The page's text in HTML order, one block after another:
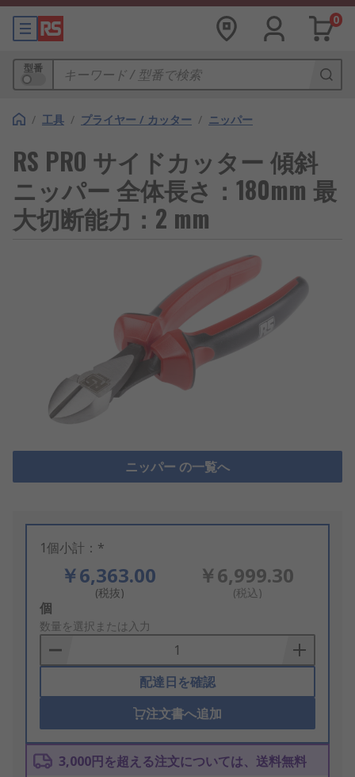
0
型番
/ 工具 / プライヤー / カッター / ニッパー
RS PRO サイドカッター 傾斜
ニッパー 全体長さ：180mm 最
大切断能力：2 mm
ニッパー の一覧へ
1個小計：*
￥6,363.00
(税抜)
￥6,999.30
(税込)
Add
to
Basket
個
数量を選択または入力
配達日を確認
注文書へ追加
3,000円を超える注文については、送料無料